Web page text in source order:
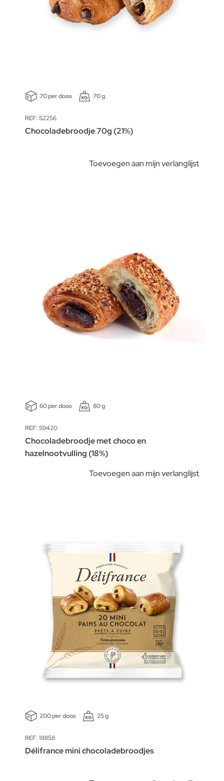
70 per doos 70 g
REF: S2256
Chocoladebroodje 70g (21%)
Toevoegen aan mijn verlanglijst
60 per doos 80 g
REF: S9420
Chocoladebroodje met choco en
hazelnootvulling (18%)
Toevoegen aan mijn verlanglijst
200 per doos 25 g
REF: 18858
Délifrance mini chocoladebroodjes